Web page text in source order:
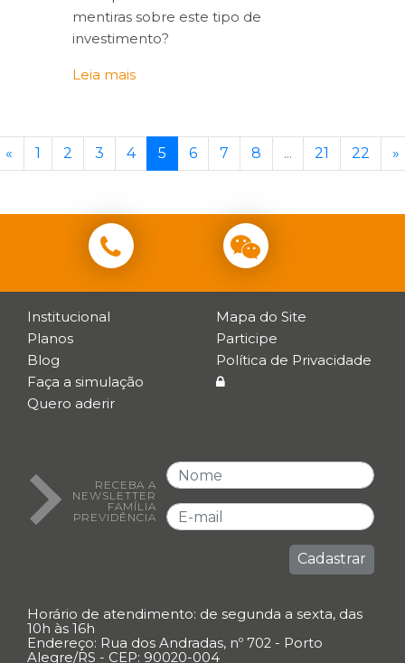
mentiras sobre este tipo de
investimento?
Leia mais
« 1 2 3 4 5 6 7 8 ... 21 22 »
Institucional
Planos
Blog
Faça a simulação
Quero aderir
Mapa do Site
Participe
Política de Privacidade
RECEBA A
NEWSLETTER
FAMÍLIA
PREVIDÊNCIA
Cadastrar
Horário de atendimento: de segunda a sexta, das
10h às 16h
Endereço: Rua dos Andradas, nº 702 - Porto
Alegre/RS - CEP: 90020-004